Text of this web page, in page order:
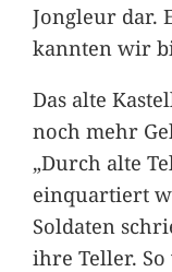
Jongleur dar.
kannten wir
Das alte
noch mehr
„Durch alte
einquartiert
Soldaten
ihre Teller.